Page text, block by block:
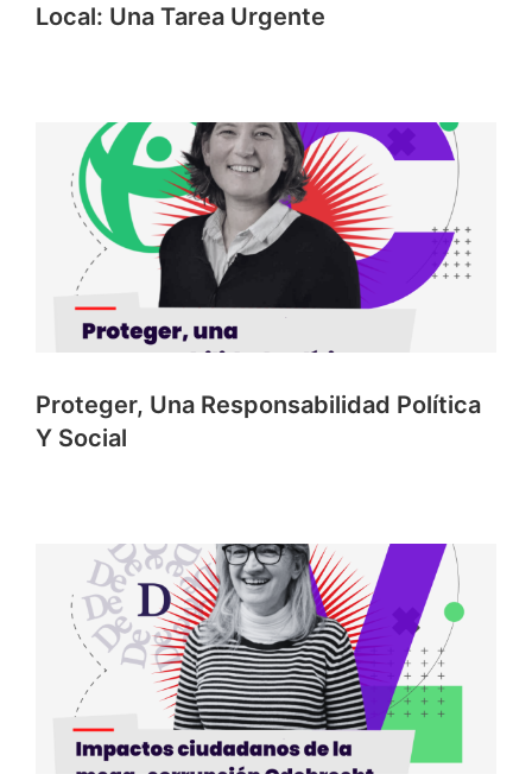
Local: Una Tarea Urgente
Proteger, Una Responsabilidad Política
Y Social